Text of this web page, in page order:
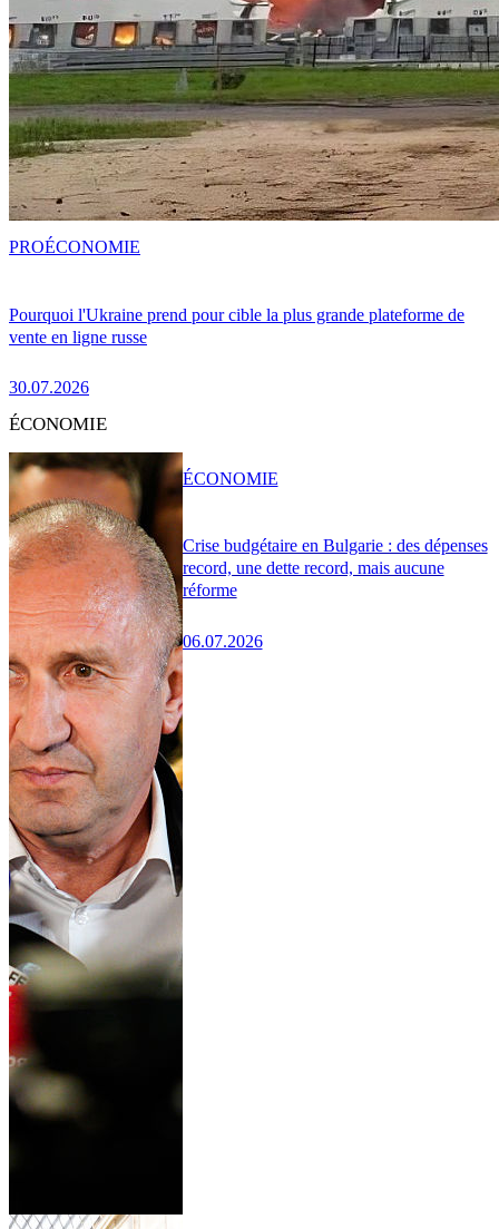
Pourquoi l'Ukraine prend pour cible la plus grande plateforme de
vente en ligne russe
30.07.2026
PROÉCONOMIE
ÉCONOMIE
Crise budgétaire en Bulgarie : des dépenses
record, une dette record, mais aucune
réforme
06.07.2026
ÉCONOMIE